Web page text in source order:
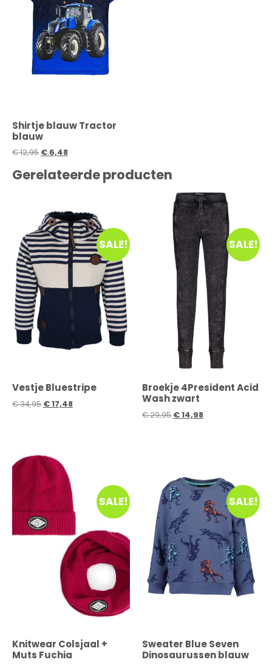
Shirtje blauw Tractor
blauw
€12,95 € 6,48
Gerelateerde producten
SALE!
Vestje Bluestripe
€34,95 €17,48
SALE!
Broekje 4President Acid
Wash zwart
€29,95 €14,98
SALE!
Knitwear Colsjaal +
Muts Fuchia
SALE!
Sweater Blue Seven
Dinosaurussen blauw